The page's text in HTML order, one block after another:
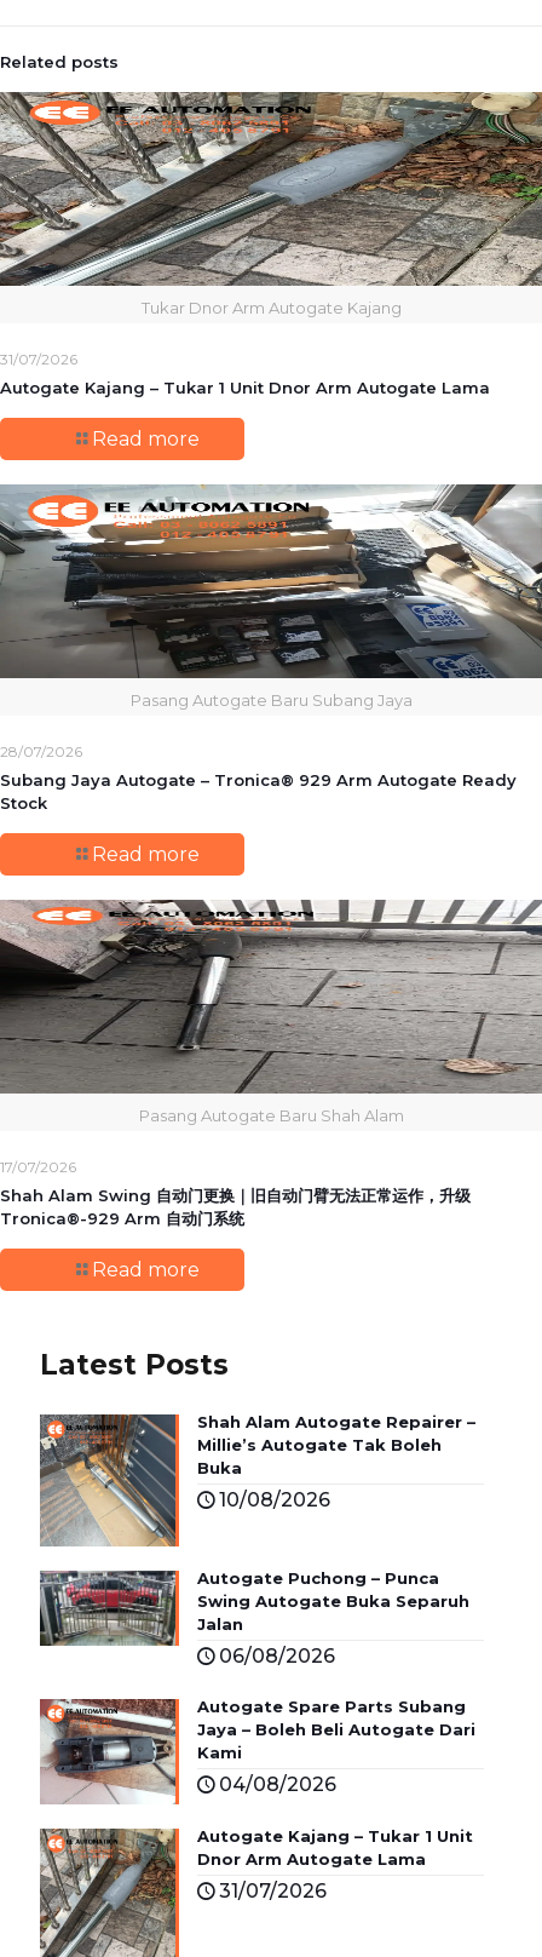
Related posts
Tukar Dnor Arm Autogate Kajang
31/07/2026
Autogate Kajang – Tukar 1 Unit Dnor Arm Autogate Lama
Read more
Pasang Autogate Baru Subang Jaya
28/07/2026
Subang Jaya Autogate – Tronica® 929 Arm Autogate Ready
Stock
Read more
Pasang Autogate Baru Shah Alam
17/07/2026
Shah Alam Swing 自动门更换｜旧自动门臂无法正常运作，升级
Tronica®-929 Arm 自动门系统
Read more
Latest Posts
Shah Alam Autogate Repairer –
Millie’s Autogate Tak Boleh
Buka
10/08/2026
Autogate Puchong – Punca
Swing Autogate Buka Separuh
Jalan
06/08/2026
Autogate Spare Parts Subang
Jaya – Boleh Beli Autogate Dari
Kami
04/08/2026
Autogate Kajang – Tukar 1 Unit
Dnor Arm Autogate Lama
31/07/2026